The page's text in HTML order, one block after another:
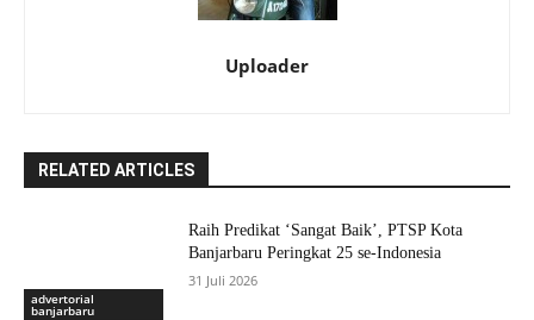
Uploader
RELATED ARTICLES
advertorial
banjarbaru
Raih Predikat ‘Sangat Baik’, PTSP Kota
Banjarbaru Peringkat 25 se-Indonesia
31 Juli 2026